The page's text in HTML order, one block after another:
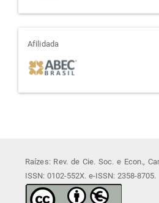
afiliada
Afilidada
Raízes: Rev. de Cie. Soc. e Econ.,
ISSN: 0102-552X. e-ISSN: 2358-8705.